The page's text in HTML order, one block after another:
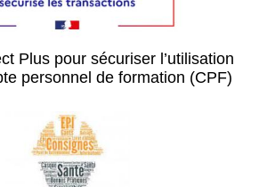
Plus pour sécuriser l’utilisation
personnel de formation (CPF)